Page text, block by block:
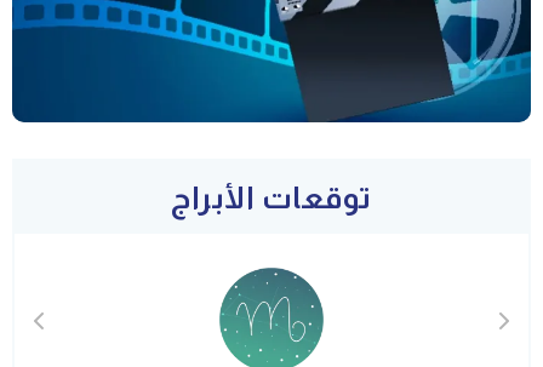
توقعات الأبراج